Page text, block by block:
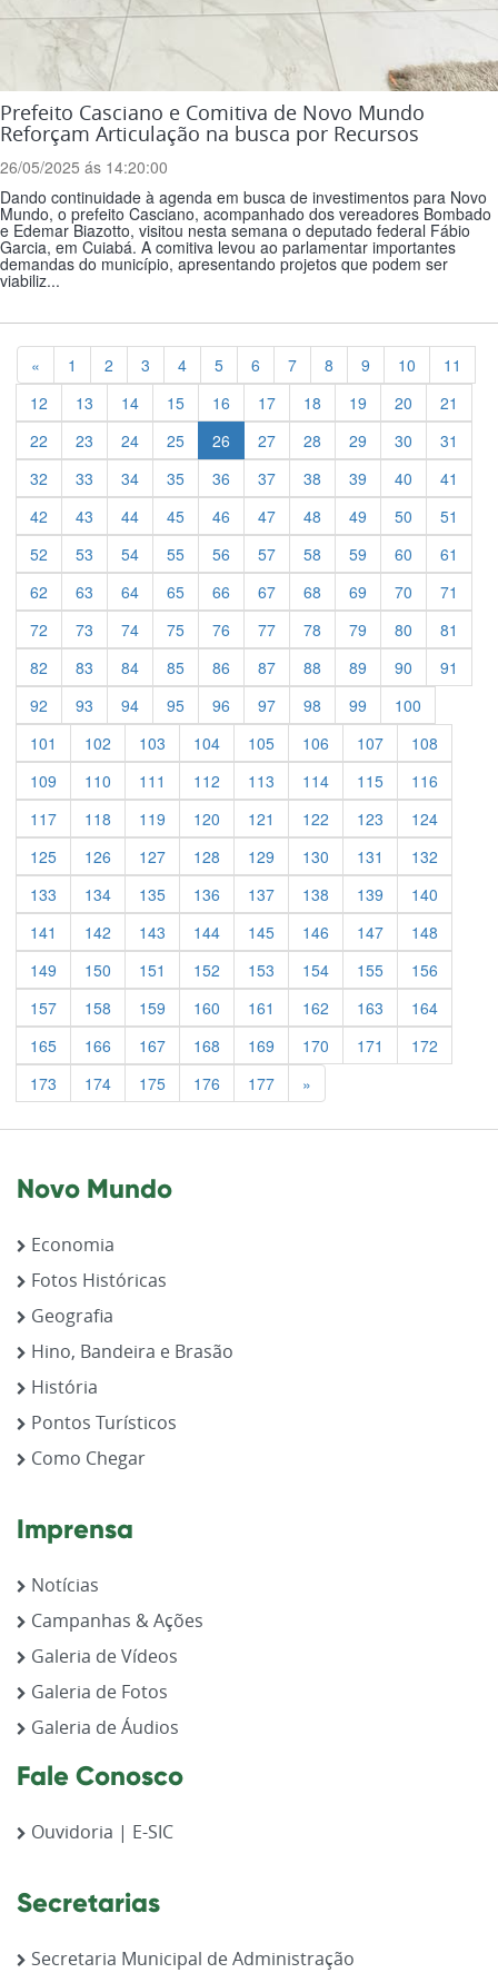
Prefeito Casciano e Comitiva de Novo Mundo
Reforçam Articulação na busca por Recursos
26/05/2025 ás 14:20:00
Dando continuidade à agenda em busca de investimentos para Novo
Mundo, o prefeito Casciano, acompanhado dos vereadores Bombado
e Edemar Biazotto, visitou nesta semana o deputado federal Fábio
Garcia, em Cuiabá. A comitiva levou ao parlamentar importantes
demandas do município, apresentando projetos que podem ser
viabiliz...
« Previous
1 2 3 4 5 6 7 8 9 10
11
12
13 14 15 16 17 18 19 20
21
22
23 24 25 26 27 28 29 30
31
32
33 34 35 36 37 38 39 40
41
42
43 44 45 46 47 48 49 50
51
52
53 54 55 56 57 58 59 60
61
62
63 64 65 66 67 68 69 70
71
72
73 74 75 76 77 78 79 80
81
82
83 84 85 86 87 88 89 90
91
92
93 94 95 96 97 98 99
100
101
102 103 104 105 106 107
108
109
110 111 112 113 114 115
116
117
118 119 120 121 122 123
124
125
126 127 128 129 130 131
132
133
134 135 136 137 138 139
140
141
142 143 144 145 146 147
148
149
150 151 152 153 154 155
156
157
158 159 160 161 162 163
164
165
166 167 168 169 170 171
172
173
174 175 176 177 »
Novo Mundo
Economia
Fotos Históricas
Geografia
Hino, Bandeira e Brasão
História
Pontos Turísticos
Como Chegar
Imprensa
Notícias
Campanhas & Ações
Galeria de Vídeos
Galeria de Fotos
Galeria de Áudios
Fale Conosco
Ouvidoria | E-SIC
Secretarias
Secretaria Municipal de Administração